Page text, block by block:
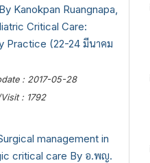
Kanokpan Ruangnapa,
Critical Care:
Practice (22-24 มีนาคม
: 2017-05-28
: 1792
management in
critical care By อ.พญ.